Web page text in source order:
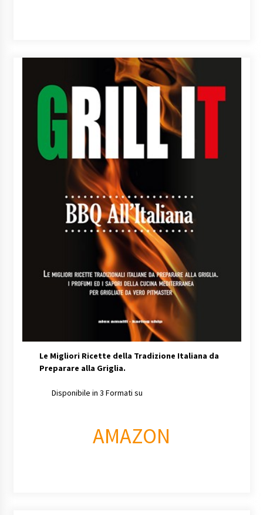
Le Migliori Ricette della Tradizione Italiana da
Preparare alla Griglia.
Disponibile in 3 Formati su
AMAZON